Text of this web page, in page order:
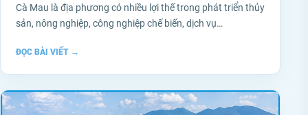
Cà Mau là địa phương có nhiều lợi thế trong phát triển thủy
sản, nông nghiệp, công nghiệp chế biến, dịch vụ…
ĐỌC BÀI VIẾT →